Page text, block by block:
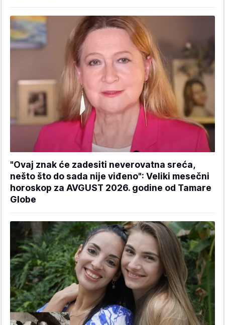
"Ovaj znak će zadesiti neverovatna sreća,
nešto što do sada nije viđeno": Veliki mesečni
horoskop za AVGUST 2026. godine od Tamare
Globe